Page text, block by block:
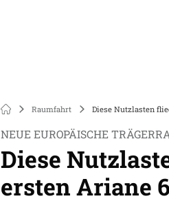
Raumfahrt Diese Nutzlasten
NEUE EUROPÄISCHE
Diese
ersten Ariane